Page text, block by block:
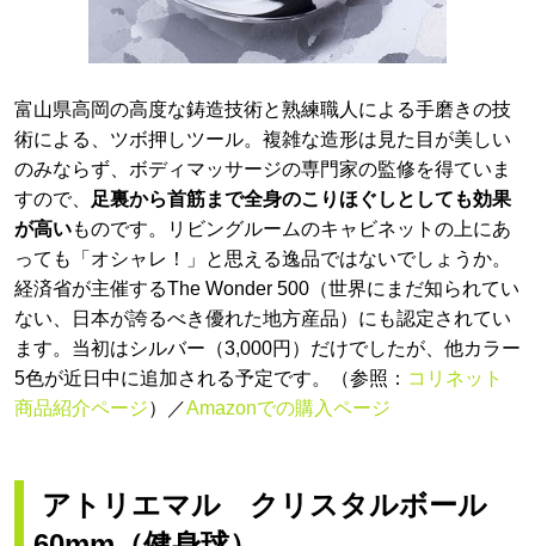
富山県高岡の高度な鋳造技術と熟練職人による手磨きの技
術による、ツボ押しツール。複雑な造形は見た目が美しい
のみならず、ボディマッサージの専門家の監修を得ていま
すので、
足裏から首筋まで全身のこりほぐしとしても効果
が高いものです。リビングルームのキャビネットの上にあ
っても「オシャレ！」と思える逸品ではないでしょうか。
経済省が主催するThe Wonder 500（世界にまだ知られてい
ない、日本が誇るべき優れた地方産品）にも認定されてい
ます。当初はシルバー（3,000円）だけでしたが、他カラー
5色が近日中に追加される予定です。（参照： コリネット
商品紹介ページ）／Amazonでの購入ページ
アトリエマル クリスタルボール